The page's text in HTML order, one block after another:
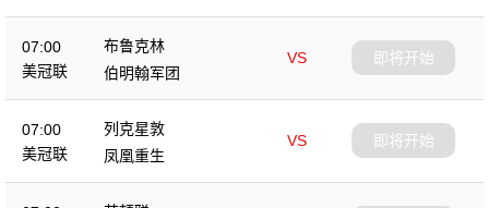
07:00
美冠联
布鲁克林
VS
伯明翰军团
即将开始
07:00
美冠联
列克星敦
VS
凤凰重生
即将开始